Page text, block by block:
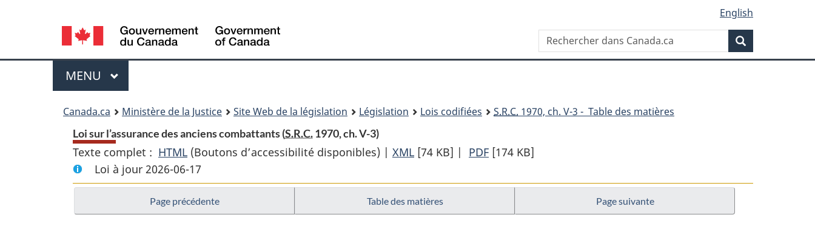
principal
À
site
version
Language
selection
English
Rechercher
dans
Canada.ca
Menu
MENU PRINCIPAL
Canada.ca Ministère de la Justice Site Web de la législation Législation Lois codifiées S.R.C. 1970, ch. V-3 - Table des matières
Loi sur l’assurance des anciens combattants (S.R.C.1970, ch. V-3)
Texte complet : HTML Texte
complet
:
Loi
(Boutons d’accessibilité disponibles) | XML Texte
:
Loi
[74 KB] | PDF Texte
:
[174 KB]
Loi à jour 2026-06-17
Page précédente Table des matières Page suivante